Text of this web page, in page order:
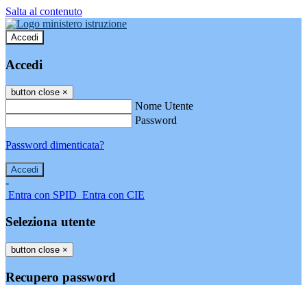
Salta al contenuto
Accedi
Accedi
button close ×
Nome Utente
Password
Password dimenticata?
-
Entra con SPID Entra con CIE
Seleziona utente
button close ×
Recupero password